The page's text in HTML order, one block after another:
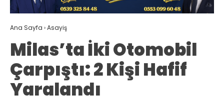
MILAS
MUĞLA’DAN
ASAYIŞ
GÜNDEM
EKONOMI
Ana Sayfa ›Asayiş
Milas’ta İki Otomobil
Çarpıştı: 2 Kişi Hafif
Yaralandı